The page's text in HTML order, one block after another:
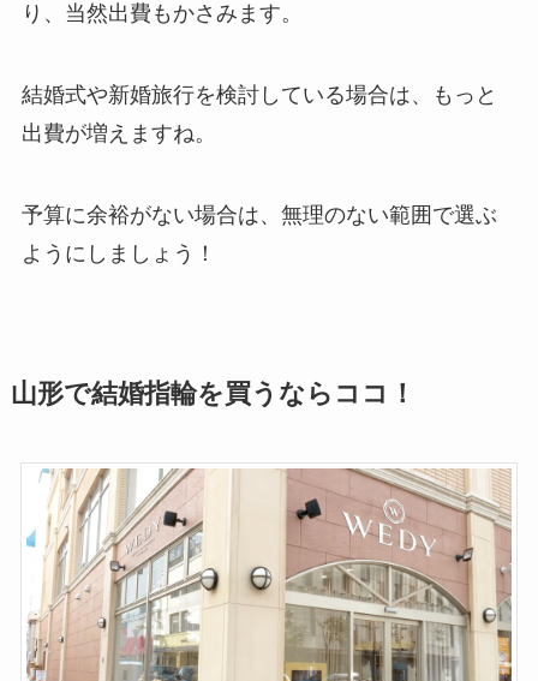
り、当然出費もかさみます。
結婚式や新婚旅行を検討している場合は、もっと
出費が増えますね。
予算に余裕がない場合は、無理のない範囲で選ぶ
ようにしましょう！
山形で結婚指輪を買うならココ！